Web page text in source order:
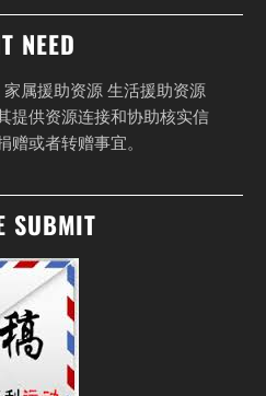
NEED
属援助资源 生活援助资源
提供资源连接和协助核实信
赠或者转赠事宜。
SUBMIT